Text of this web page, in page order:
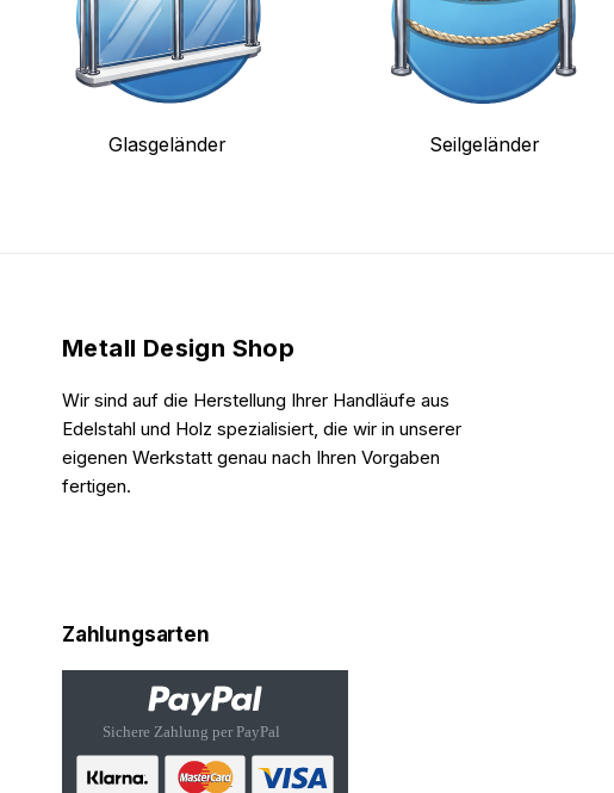
Glasgeländer Seilgeländer
Metall Design Shop
Wir sind auf die Herstellung Ihrer Handläufe aus
Edelstahl und Holz spezialisiert, die wir in unserer
eigenen Werkstatt genau nach Ihren Vorgaben
fertigen.
Zahlungsarten